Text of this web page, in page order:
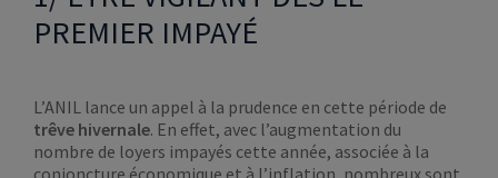
PREMIER IMPAYÉ
L’ANIL lance un appel à la prudence en cette période de
trêve hivernale. En effet, avec l’augmentation du
nombre de loyers impayés cette année, associée à la
conjoncture économique et à l’inflation, nombreux sont